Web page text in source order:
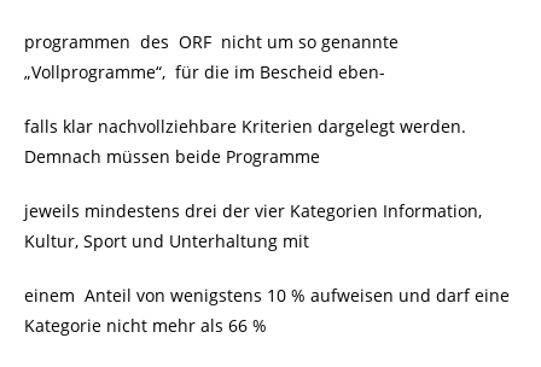
programmen des ORF nicht um so genannte
„Vollprogramme“, für die im Bescheid eben-
falls klar nachvollziehbare Kriterien dargelegt werden.
Demnach müssen beide Programme
jeweils mindestens drei der vier Kategorien Information,
Kultur, Sport und Unterhaltung mit
einem Anteil von wenigstens 10 % aufweisen und darf eine
Kategorie nicht mehr als 66 %